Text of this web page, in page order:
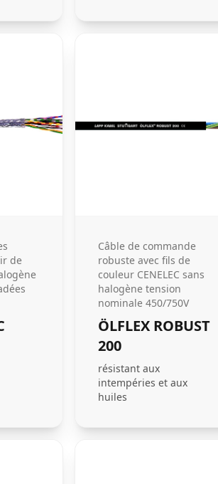
de
Câble de commande
robuste avec fils de
couleur CENELEC sans
halogène tension
nominale 450/750V
ÖLFLEX ROBUST
200
résistant aux
intempéries et aux
huiles